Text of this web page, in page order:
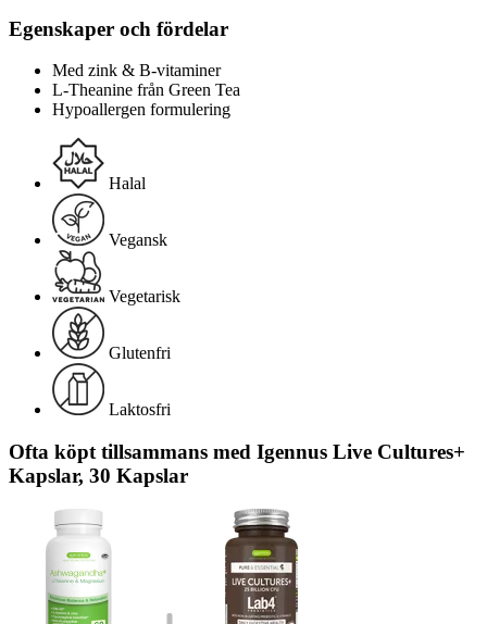
Egenskaper och fördelar
Med zink & B-vitaminer
L-Theanine från Green Tea
Hypoallergen formulering
Halal
Vegansk
Vegetarisk
Glutenfri
Laktosfri
Ofta köpt tillsammans med Igennus Live Cultures+
Kapslar, 30 Kapslar